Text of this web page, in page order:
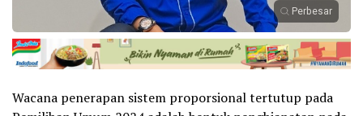
Perbesar
Wacana penerapan sistem proporsional tertutup pada